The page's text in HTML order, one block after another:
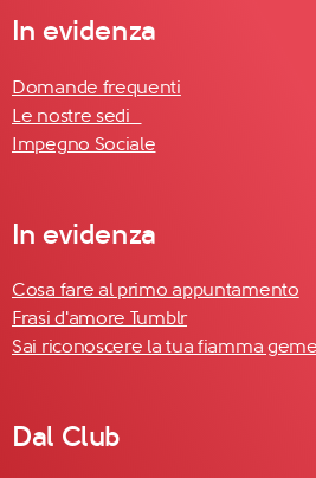
In evidenza
Domande frequenti
Le nostre sedi
Impegno Sociale
In evidenza
Cosa fare al primo appuntamento
Frasi d'amore Tumblr
Sai riconoscere la tua fiamma
Dal Club